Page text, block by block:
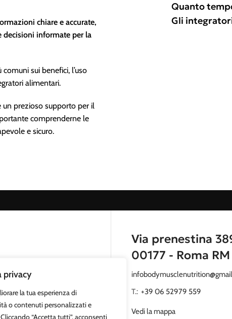
privacy
la tua esperienza di
o contenuti personalizzati e
“Accetta tutti”, acconsenti
chiare e accurate,
decisioni informate per la
sui benefici, l’uso
alimentari.
prezioso supporto per il
comprenderne le
e sicuro.
Quanto
Gli
Via prenestina
00177 - Roma RM
T.:‭ +39 06 52979 559
Vedi la mappa